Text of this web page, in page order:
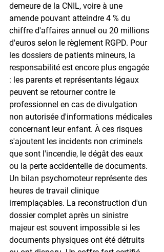
demeure de la CNIL, voire à une
amende pouvant atteindre 4 % du
chiffre d'affaires annuel ou 20 millions
d'euros selon le règlement RGPD. Pour
les dossiers de patients mineurs, la
responsabilité est encore plus engagée
: les parents et représentants légaux
peuvent se retourner contre le
professionnel en cas de divulgation
non autorisée d'informations médicales
concernant leur enfant. À ces risques
s'ajoutent les incidents non criminels
que sont l'incendie, le dégât des eaux
ou la perte accidentelle de documents.
Un bilan psychomoteur représente des
heures de travail clinique
irremplaçables. La reconstruction d'un
dossier complet après un sinistre
majeur est souvent impossible si les
documents physiques ont été détruits